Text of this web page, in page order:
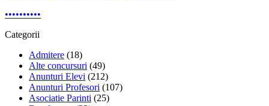
••••••••••
Categorii
Admitere (18)
Alte concursuri (49)
Anunturi Elevi (212)
Anunturi Profesori (107)
Asociatie Parinti (25)